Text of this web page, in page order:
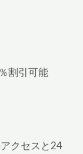
割引可能
クセスと24